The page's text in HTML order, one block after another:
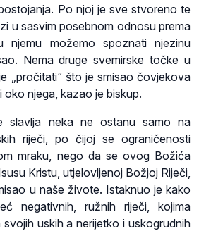
Po njoj je sve stvoreno te
u sasvim posebnom odnosu prema
možemo spoznati njezinu
Nema druge svemirske točke u
„pročitati“ što je smisao čovjekova
njega, kazao je biskup.
slavlja neka ne ostanu samo na
riječi, po čijoj se ograničenosti
mraku, nego da se ovog Božića
Kristu, utjelovljenoj Božjoj Riječi,
u naše živote. Istaknuo je kako
negativnih, ružnih riječi, kojima
uskih a nerijetko i uskogrudnih